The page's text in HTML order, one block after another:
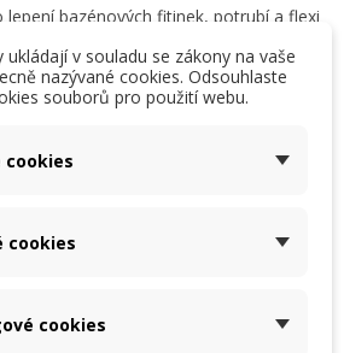
lepení bazénových fitinek, potrubí a flexi
hadic PVC - U a ABS
Vytvořit seznam přání
v souladu se zákony na vaše
nazývané cookies. Odsouhlaste
souborů pro použití webu.
cookies
cookies
cookies